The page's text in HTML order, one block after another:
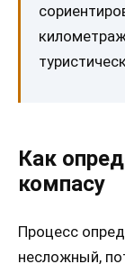
Как
компасу
Процесс
несложный,